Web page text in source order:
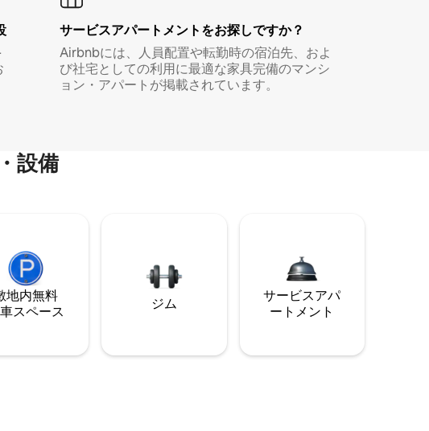
サービスアパートメントをお探しですか？
Airbnbには、人員配置や転勤時の宿泊先、およ
び社宅としての利用に最適な家具完備のマンシ
ョン・アパートが掲載されています。
設備
地内無料
ス⁠ペ⁠ー⁠ス
ジム
サービスアパ
ートメント